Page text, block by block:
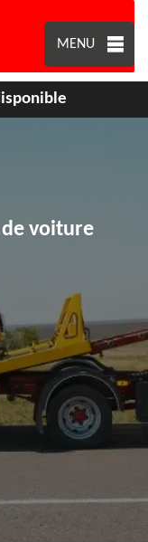
MENU
voiture